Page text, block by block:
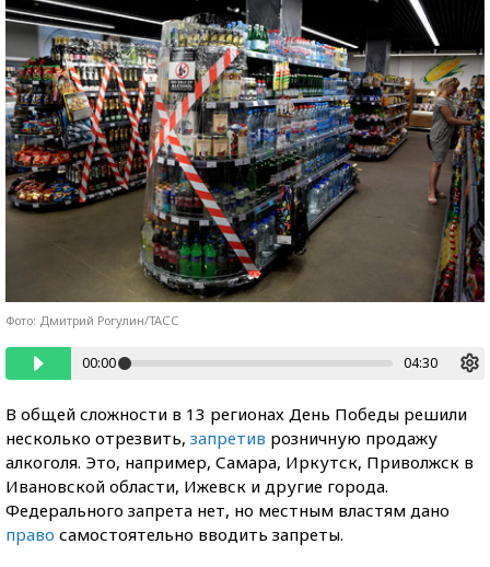
Фото: Дмитрий Рогулин/ТАСС
00:00 04:30
В общей сложности в 13 регионах День Победы решили
несколько отрезвить, запретив розничную продажу
алкоголя. Это, например, Самара, Иркутск, Приволжск в
Ивановской области, Ижевск и другие города.
Федерального запрета нет, но местным властям дано
право самостоятельно вводить запреты.